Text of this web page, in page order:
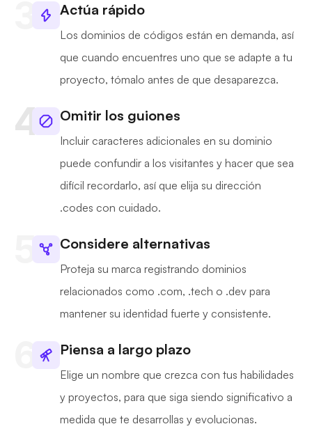
Actúa rápido
Los dominios de códigos están en demanda, así
que cuando encuentres uno que se adapte a tu
proyecto, tómalo antes de que desaparezca.
Omitir los guiones
Incluir caracteres adicionales en su dominio
puede confundir a los visitantes y hacer que sea
difícil recordarlo, así que elija su dirección
.codes con cuidado.
Considere alternativas
Proteja su marca registrando dominios
relacionados como .com, .tech o .dev para
mantener su identidad fuerte y consistente.
Piensa a largo plazo
Elige un nombre que crezca con tus habilidades
y proyectos, para que siga siendo significativo a
medida que te desarrollas y evolucionas.